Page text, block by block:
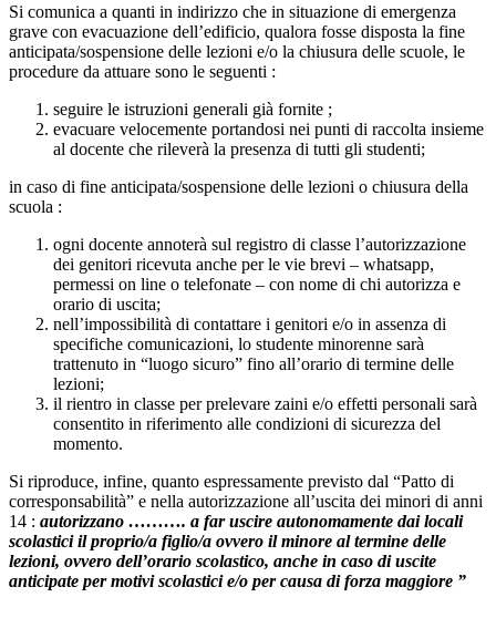
Si comunica a quanti in indirizzo che in situazione di emergenza
grave con evacuazione dell’edificio, qualora fosse disposta la fine
anticipata/sospensione delle lezioni e/o la chiusura delle scuole, le
procedure da attuare sono le seguenti :
seguire le istruzioni generali già fornite ;
evacuare velocemente portandosi nei punti di raccolta insieme
al docente che rileverà la presenza di tutti gli studenti;
in caso di fine anticipata/sospensione delle lezioni o chiusura della
scuola :
ogni docente annoterà sul registro di classe l’autorizzazione
dei genitori ricevuta anche per le vie brevi – whatsapp,
permessi on line o telefonate – con nome di chi autorizza e
orario di uscita;
nell’impossibilità di contattare i genitori e/o in assenza di
specifiche comunicazioni, lo studente minorenne sarà
trattenuto in “luogo sicuro” fino all’orario di termine delle
lezioni;
il rientro in classe per prelevare zaini e/o effetti personali sarà
consentito in riferimento alle condizioni di sicurezza del
momento.
Si riproduce, infine, quanto espressamente previsto dal “Patto di
corresponsabilità” e nella autorizzazione all’uscita dei minori di anni
14 : autorizzano ………. a far uscire autonomamente dai locali
scolastici il proprio/a figlio/a ovvero il minore al termine delle
lezioni, ovvero dell’orario scolastico, anche in caso di uscite
anticipate per motivi scolastici e/o per causa di forza maggiore ”